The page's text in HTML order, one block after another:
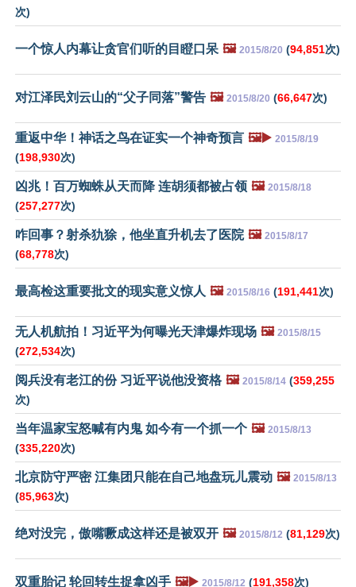
次)
一个惊人内幕让贪官们听的目瞪口呆 🖼️ 2015/8/20 (94,851次)
对江泽民刘云山的“父子同落”警告 🖼️ 2015/8/20 (66,647次)
重返中华！神话之鸟在证实一个神奇预言 🖼️▶️ 2015/8/19
(198,930次)
凶兆！百万蜘蛛从天而降 连胡须都被占领 🖼️ 2015/8/18
(257,277次)
咋回事？射杀犰狳，他坐直升机去了医院 🖼️ 2015/8/17
(68,778次)
最高检这重要批文的现实意义惊人 🖼️ 2015/8/16 (191,441次)
无人机航拍！习近平为何曝光天津爆炸现场 🖼️ 2015/8/15
(272,534次)
阅兵没有老江的份 习近平说他没资格 🖼️ 2015/8/14 (359,255
次)
当年温家宝怒喊有内鬼 如今有一个抓一个 🖼️ 2015/8/13
(335,220次)
北京防守严密 江集团只能在自己地盘玩儿震动 🖼️ 2015/8/13
(85,963次)
绝对没完，傲嘴噘成这样还是被双开 🖼️ 2015/8/12 (81,129次)
双重胎记 轮回转生捉拿凶手 🖼️▶️ 2015/8/12 (191,358次)